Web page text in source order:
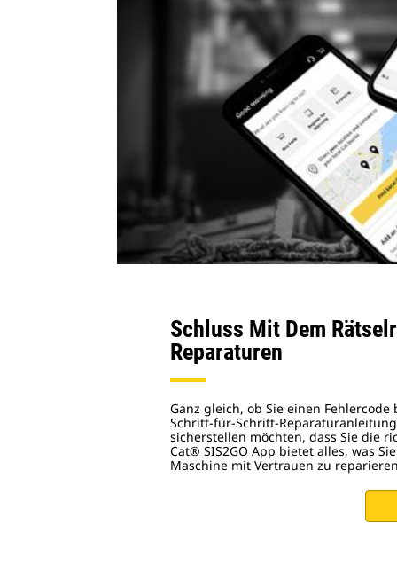
Schluss Mit Dem
Reparaturen
Ganz gleich, ob Sie einen Fehlercode
sicherstellen möchten, dass Sie die
Cat® SIS2GO App bietet alles, was
Maschine mit Vertrauen zu